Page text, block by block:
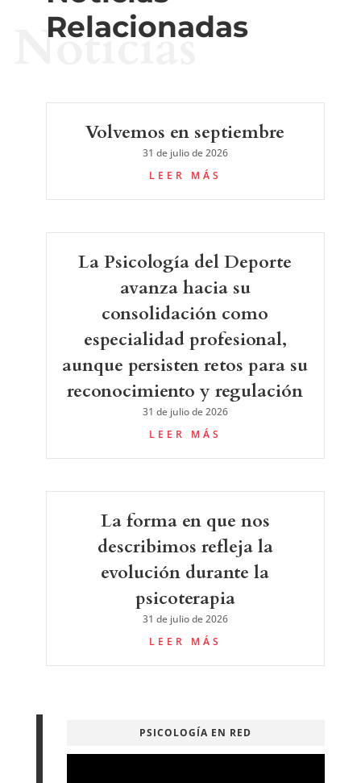
Relacionadas
Noticias
Volvemos en septiembre
31 de julio de 2026
LEER MÁS
La Psicología del Deporte
avanza hacia su
consolidación como
especialidad profesional,
aunque persisten retos para su
reconocimiento y regulación
31 de julio de 2026
LEER MÁS
La forma en que nos
describimos refleja la
evolución durante la
psicoterapia
31 de julio de 2026
LEER MÁS
PSICOLOGÍA EN RED